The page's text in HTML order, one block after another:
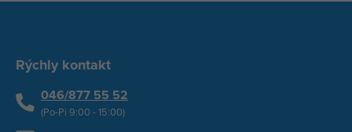
Rýchly kontakt
046/877 55 52
(Po-Pi 9:00 - 15:00)